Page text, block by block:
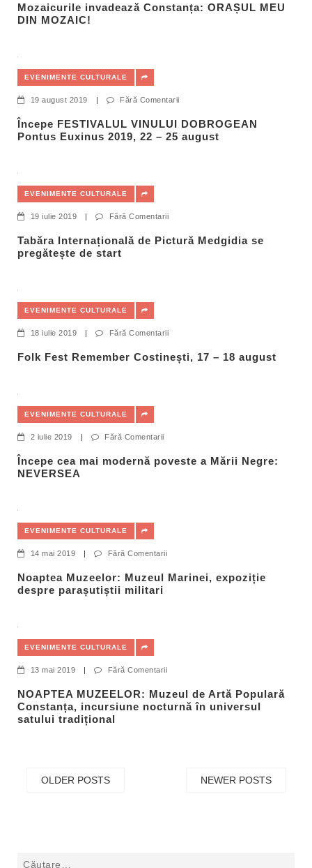
Mozaicurile invadează Constanța: ORAȘUL MEU
DIN MOZAIC!
EVENIMENTE CULTURALE
19 august 2019 | Fără Comentarii
Începe FESTIVALUL VINULUI DOBROGEAN
Pontus Euxinus 2019, 22 – 25 august
EVENIMENTE CULTURALE
19 iulie 2019 | Fără Comentarii
Tabăra Internațională de Pictură Medgidia se
pregătește de start
EVENIMENTE CULTURALE
18 iulie 2019 | Fără Comentarii
Folk Fest Remember Costinești, 17 – 18 august
EVENIMENTE CULTURALE
2 iulie 2019 | Fără Comentarii
Începe cea mai modernă poveste a Mării Negre:
NEVERSEA
EVENIMENTE CULTURALE
14 mai 2019 | Fără Comentarii
Noaptea Muzeelor: Muzeul Marinei, expoziție
despre parașutiștii militari
EVENIMENTE CULTURALE
13 mai 2019 | Fără Comentarii
NOAPTEA MUZEELOR: Muzeul de Artă Populară
Constanța, incursiune nocturnă în universul
satului tradițional
OLDER POSTS NEWER POSTS